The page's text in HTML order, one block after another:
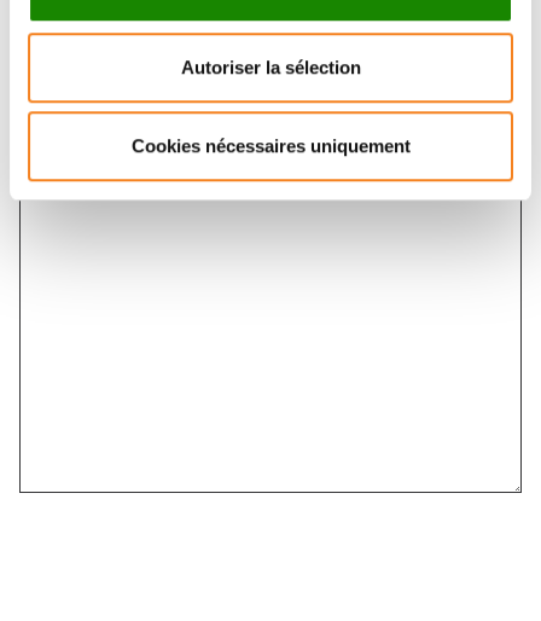
Autoriser la sélection
Cookies nécessaires uniquement